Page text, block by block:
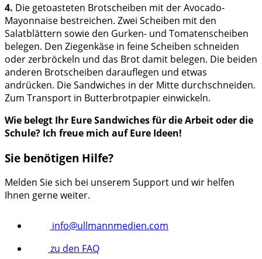
4. Die getoasteten Brotscheiben mit der Avocado-
Mayonnaise bestreichen. Zwei Scheiben mit den
Salatblättern sowie den Gurken- und Tomatenscheiben
belegen. Den Ziegenkäse in feine Scheiben schneiden
oder zerbröckeln und das Brot damit belegen. Die beiden
anderen Brotscheiben darauflegen und etwas
andrücken. Die Sandwiches in der Mitte durchschneiden.
Zum Transport in Butterbrotpapier einwickeln.
Wie belegt Ihr Eure Sandwiches für die Arbeit oder die
Schule? Ich freue mich auf Eure Ideen!
Sie benötigen Hilfe?
Melden Sie sich bei unserem Support und wir helfen
Ihnen gerne weiter.
info@ullmannmedien.com
zu den FAQ